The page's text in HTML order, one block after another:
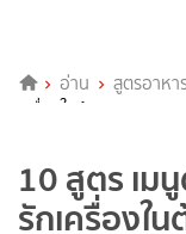
อ่าน สูตรอาหา
เครื่องในต้องชอบ
10 สูตร เ
รักเครื่องใ